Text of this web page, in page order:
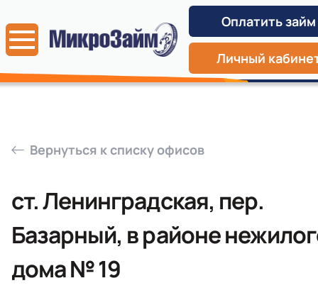
Оплатить займ
Личный
Вернуться к списку офисов
ст. Ленинградская, пер.
Базарный, в районе
дома № 19